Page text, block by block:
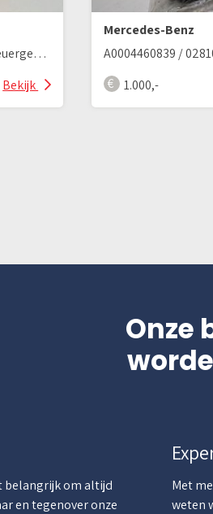
A0004463646 PSM 24V Steuergerät für MB Actros MP4
Bekijk
Mercedes-Benz
1.000,-
Onze
belangrijk om altijd
en tegenover onze
Met
weten